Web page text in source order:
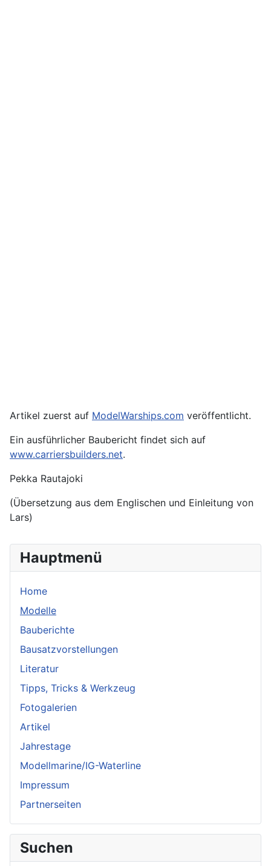
Hauptmenü
Home
Modelle
Bauberichte
Bausatzvorstellungen
Literatur
Tipps, Tricks & Werkzeug
Fotogalerien
Artikel
Jahrestage
Modellmarine/IG-Waterline
Impressum
Partnerseiten
Suchen
Artikel zuerst auf ModelWarships.com veröffentlicht.
Ein ausführlicher Baubericht findet sich auf
www.carriersbuilders.net.
Pekka Rautajoki
(Übersetzung aus dem Englischen und Einleitung von
Lars)